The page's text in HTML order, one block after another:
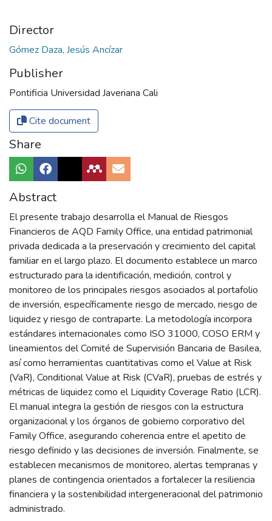
Director
Gómez Daza, Jesús Ancízar
Publisher
Pontificia Universidad Javeriana Cali
Cite document
Share
Abstract
El presente trabajo desarrolla el Manual de Riesgos
Financieros de AQD Family Office, una entidad patrimonial
privada dedicada a la preservación y crecimiento del capital
familiar en el largo plazo. El documento establece un marco
estructurado para la identificación, medición, control y
monitoreo de los principales riesgos asociados al portafolio
de inversión, específicamente riesgo de mercado, riesgo de
liquidez y riesgo de contraparte. La metodología incorpora
estándares internacionales como ISO 31000, COSO ERM y
lineamientos del Comité de Supervisión Bancaria de Basilea,
así como herramientas cuantitativas como el Value at Risk
(VaR), Conditional Value at Risk (CVaR), pruebas de estrés y
métricas de liquidez como el Liquidity Coverage Ratio (LCR).
El manual integra la gestión de riesgos con la estructura
organizacional y los órganos de gobierno corporativo del
Family Office, asegurando coherencia entre el apetito de
riesgo definido y las decisiones de inversión. Finalmente, se
establecen mecanismos de monitoreo, alertas tempranas y
planes de contingencia orientados a fortalecer la resiliencia
financiera y la sostenibilidad intergeneracional del patrimonio
administrado.